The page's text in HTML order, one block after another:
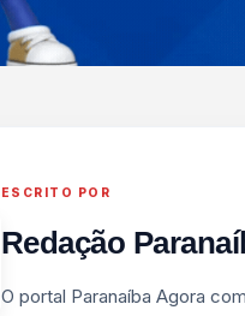
ESCRITO POR
Redação
O portal Paranaíba Agora